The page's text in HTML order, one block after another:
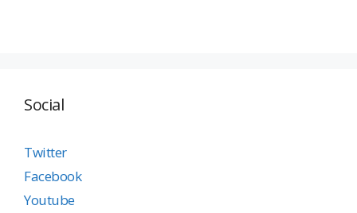
Social
Twitter
Facebook
Youtube